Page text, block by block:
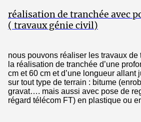
réalisation de tranchée avec
( travaux génie civil)
nous pouvons réaliser les travaux de
la réalisation de tranchée d’une
cm et 60 cm et d’une longueur allant
sur tout type de terrain : bitume
gravat…. mais aussi avec pose de
régard télécom FT) en plastique ou